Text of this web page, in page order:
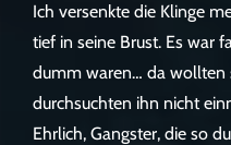
Ich versenkte die Klinge
tief in seine Brust. Es war
dumm waren… da wollten
durchsuchten ihn nicht
Ehrlich, Gangster, die so